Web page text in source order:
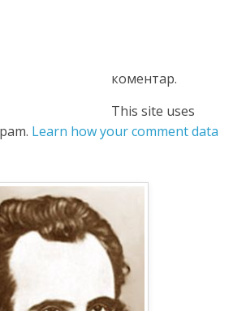
коментар.
This site uses
Learn how your comment data